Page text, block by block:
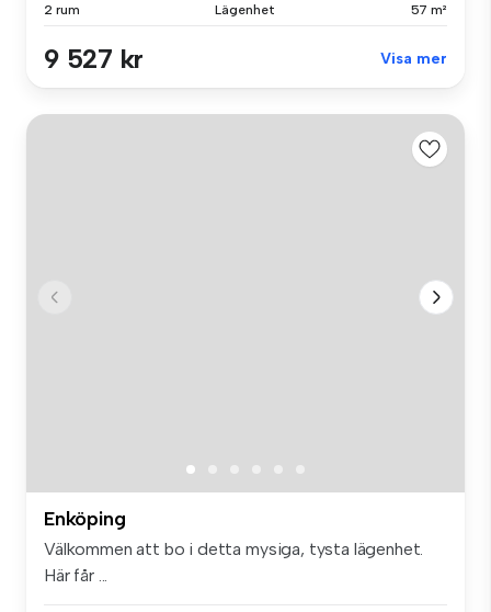
2 rum Lägenhet 57 m²
9 527 kr Visa mer
Enköping
Välkommen att bo i detta mysiga, tysta lägenhet.
Här får ...